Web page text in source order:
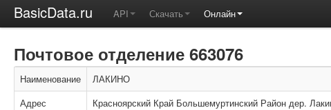
BasicData.ru API Скачать Онлайн
Почтовое отделение 663076
Наименование
ЛАКИНО
Адрес
Красноярский Край Большемуртинский Район дер.